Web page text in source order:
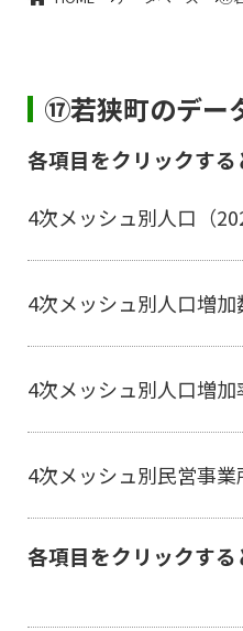
⑰若狭町のデー
各項目をクリックする
4次メッシュ別人口（
4次メッシュ別人口増加
4次メッシュ別人口増加
4次メッシュ別民営事業
各項目をクリックする